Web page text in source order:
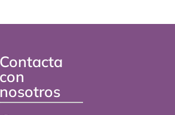
Contacta
con
nosotros